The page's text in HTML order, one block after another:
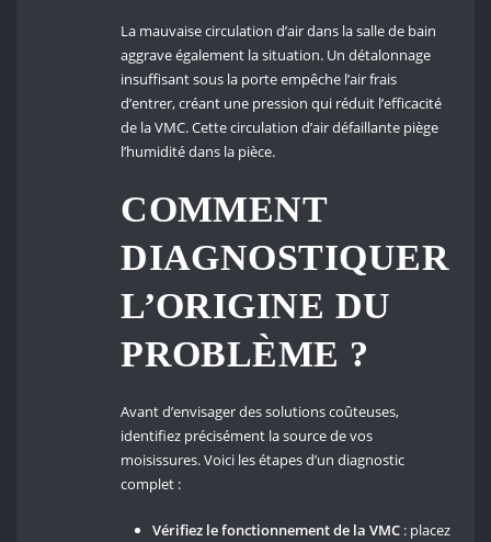
La mauvaise circulation d’air dans la salle de bain
aggrave également la situation. Un détalonnage
insuffisant sous la porte empêche l’air frais
d’entrer, créant une pression qui réduit l’efficacité
de la VMC. Cette circulation d’air défaillante piège
l’humidité dans la pièce.
COMMENT
DIAGNOSTIQUER
L’ORIGINE DU
PROBLÈME ?
Avant d’envisager des solutions coûteuses,
identifiez précisément la source de vos
moisissures. Voici les étapes d’un diagnostic
complet :
Vérifiez le fonctionnement de la VMC : placez